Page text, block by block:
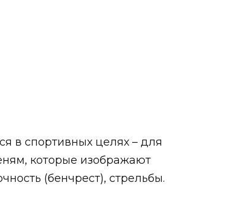
в спортивных целях – для
которые изображают
(бенчрест), стрельбы.